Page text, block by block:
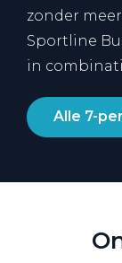
zonder
Sportline
in
Alle 7-